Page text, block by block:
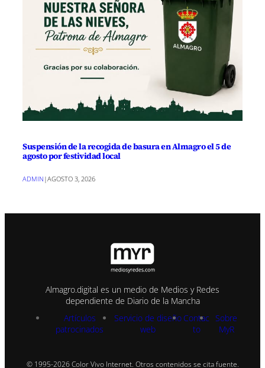
Suspensión de la recogida de basura en Almagro el 5 de
agosto por festividad local
ADMIN |AGOSTO 3, 2026
Almagro.digital es un medio de Medios y Redes
dependiente de Diario de la Mancha
Artículos
patrocinados
Servicio de diseño
web
Contac
to
Sobre
MyR
© 1995-2026 Color Vivo Internet. Otros contenidos se cita fuente.